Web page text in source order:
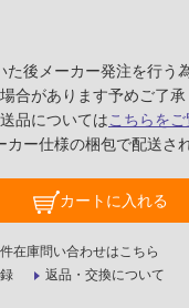
た後メーカー発注を行う
合があります予めご了承
品についてはこちらを
ー仕様の梱包で配送され
カートに入れる
在庫問い合わせはこちら
返品・交換について